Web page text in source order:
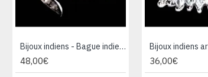
Bijoux indiens - Bague indienne rhodiée Topaze
48,00€ 36,00€